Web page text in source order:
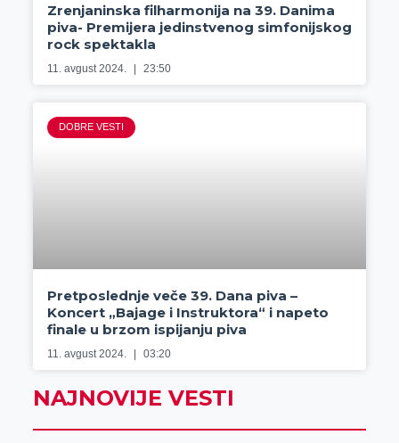
Zrenjaninska filharmonija na 39. Danima
piva- Premijera jedinstvenog simfonijskog
rock spektakla
11. avgust 2024. 23:50
DOBRE VESTI
Pretposlednje veče 39. Dana piva –
Koncert „Bajage i Instruktora“ i napeto
finale u brzom ispijanju piva
11. avgust 2024. 03:20
NAJNOVIJE VESTI